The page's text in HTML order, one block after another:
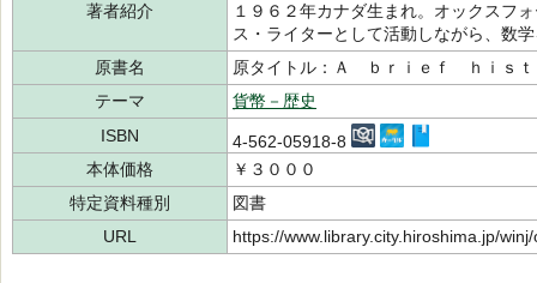
著者紹介
１９６２年カナダ生まれ。オックスフ
ス・ライターとして活動しながら、数
原書名
原タイトル：Ａ ｂｒｉｅｆ ｈｉｓ
テーマ
貨幣－歴史
ISBN
4-562-05918-8
本体価格
￥３０００
特定資料種別
図書
URL
https://www.library.city.hiroshima.jp/